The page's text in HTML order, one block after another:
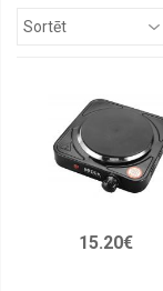
15.20€